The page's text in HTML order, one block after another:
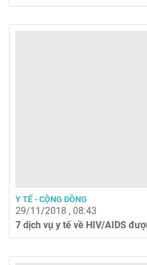
Y TẾ - CỘNG ĐỒNG
29/11/2018 , 08:43
7 dịch vụ y tế về HIV/AIDS